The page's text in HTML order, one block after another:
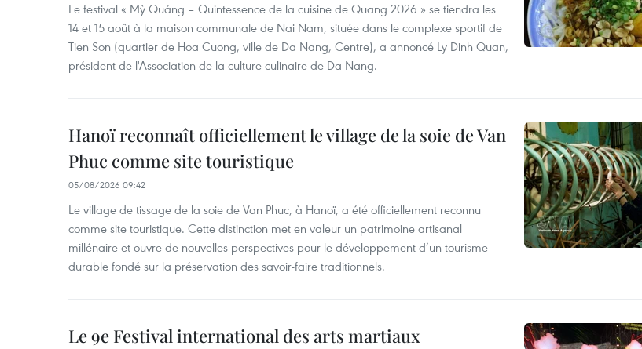
Le festival « Mỳ Quảng – Quintessence de la cuisine de Quang 2026 » se tiendra les
14 et 15 août à la maison communale de Nai Nam, située dans le complexe sportif de
Tien Son (quartier de Hoa Cuong, ville de Da Nang, Centre), a annoncé Ly Dinh Quan,
président de l'Association de la culture culinaire de Da Nang.
Hanoï reconnaît officiellement le village de la soie de Van
Phuc comme site touristique
05/08/2026 09:42
Le village de tissage de la soie de Van Phuc, à Hanoï, a été officiellement reconnu
comme site touristique. Cette distinction met en valeur un patrimoine artisanal
millénaire et ouvre de nouvelles perspectives pour le développement d’un tourisme
durable fondé sur la préservation des savoir-faire traditionnels.
Le 9e Festival international des arts martiaux